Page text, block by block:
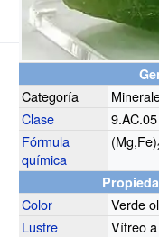
Categoría
Clase
Fórmula
química
(Mg,Fe)
Color
Verde
Lustre
Vítreo